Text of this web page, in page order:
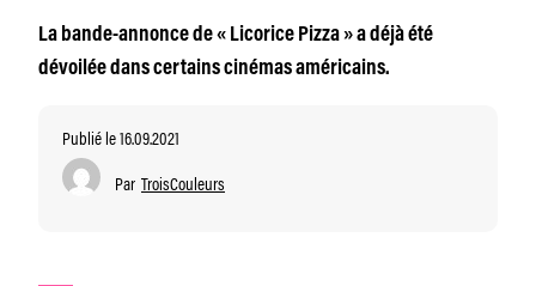
La bande-annonce de « Licorice Pizza » a déjà été
dévoilée dans certains cinémas américains.
Publié le 16.09.2021
Par TroisCouleurs